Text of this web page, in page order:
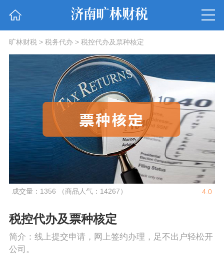
旷林财税 > 税务代办> 税控代办及票种核定
成交量：1356 （商品人气：14267） 4.0
税控代办及票种核定
简介：线上提交申请，网上签约办理，足不出户轻松开
公司。